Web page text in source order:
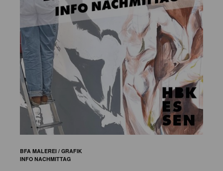
BFA MALEREI / GRAFIK
INFO NACHMITTAG